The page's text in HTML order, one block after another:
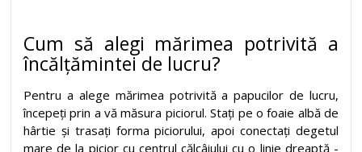
Cum să alegi mărimea potrivită a
încălțămintei de lucru?
Pentru a alege mărimea potrivită a papucilor de lucru,
începeți prin a vă măsura piciorul. Stați pe o foaie albă de
hârtie și trasați forma piciorului, apoi conectați degetul
mare de la picior cu centrul călcâiului cu o linie dreaptă -